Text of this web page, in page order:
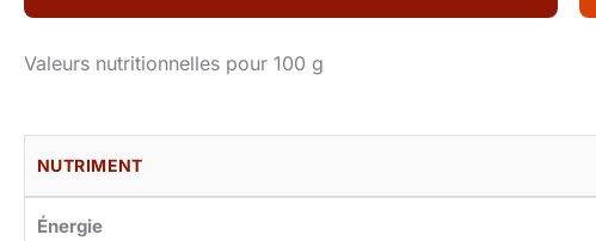
Valeurs nutritionnelles pour 100 g
NUTRIMENT
Énergie